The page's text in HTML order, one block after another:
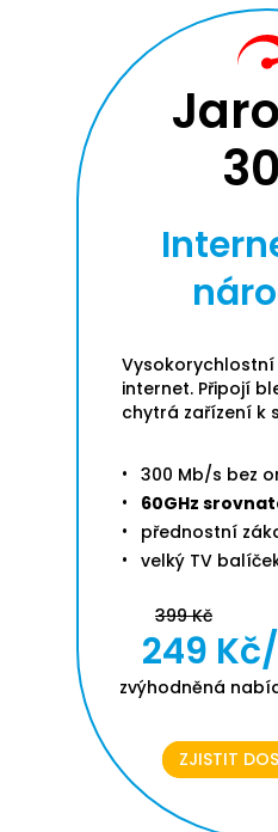
internet. Připojí
chytrá zařízení k
300 Mb/s bez
60GHz
přednostní
velký TV
399 Kč
249
zvýhodněná
ZJISTIT